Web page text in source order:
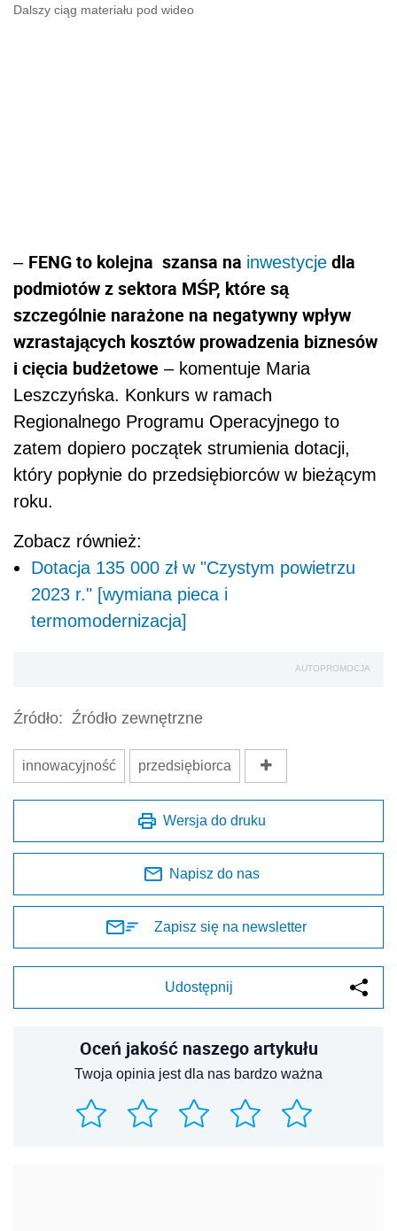
Dalszy ciąg materiału pod wideo
– FENG to kolejna szansa na inwestycje dla
podmiotów z sektora MŚP, które są
szczególnie narażone na negatywny wpływ
wzrastających kosztów prowadzenia biznesów
i cięcia budżetowe – komentuje Maria
Leszczyńska. Konkurs w ramach
Regionalnego Programu Operacyjnego to
zatem dopiero początek strumienia dotacji,
który popłynie do przedsiębiorców w bieżącym
roku.
Zobacz również:
Dotacja 135 000 zł w "Czystym powietrzu
2023 r." [wymiana pieca i
termomodernizacja]
AUTOPROMOCJA
Źródło: Źródło zewnętrzne
innowacyjność przedsiębiorca
Wersja do druku
Napisz do nas
Zapisz się na newsletter
Udostępnij
Oceń jakość naszego artykułu
Twoja opinia jest dla nas bardzo ważna